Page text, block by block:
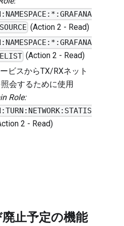
(Action 2 - Read)
(Action 2 - Read)
ビスからTX/RXネット
会するために使用
Role:
2 - Read)
止予定の機能